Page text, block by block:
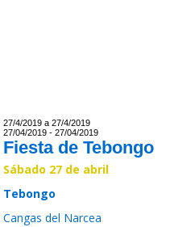
27/4/2019 a 27/4/2019
27/04/2019 - 27/04/2019
Fiesta de Tebongo
Sábado 27 de abril
Tebongo
Cangas del Narcea